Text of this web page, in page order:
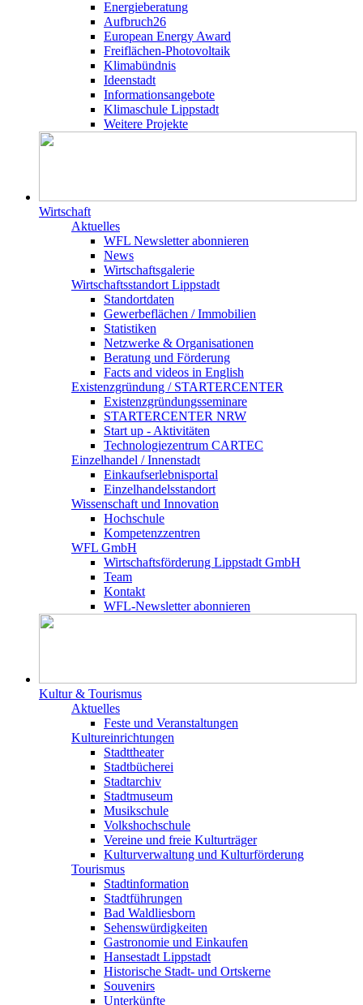
Energieberatung
Aufbruch26
European Energy Award
Freiflächen-Photovoltaik
Klimabündnis
Ideenstadt
Informationsangebote
Klimaschule Lippstadt
Weitere Projekte
Wirtschaft
Aktuelles
WFL Newsletter abonnieren
News
Wirtschaftsgalerie
Wirtschafts­­standort Lippstadt
Standortdaten
Gewerbeflächen / Immobilien
Statistiken
Netzwerke & Organisationen
Beratung und Förderung
Facts and videos in English
Existenz­gründung / STARTERCENTER
Existenzgründungsseminare
STARTERCENTER NRW
Start up - Aktivitäten
Technologiezentrum CARTEC
Einzelhandel / Innenstadt
Einkaufserlebnisportal
Einzelhandelsstandort
Wissenschaft und Innovation
Hochschule
Kompetenzzentren
WFL GmbH
Wirtschaftsförderung Lippstadt GmbH
Team
Kontakt
WFL-Newsletter abonnieren
Kultur & Tourismus
Aktuelles
Feste und Veranstaltungen
Kultureinrichtungen
Stadttheater
Stadtbücherei
Stadtarchiv
Stadtmuseum
Musikschule
Volkshochschule
Vereine und freie Kulturträger
Kulturverwaltung und Kulturförderung
Tourismus
Stadtinformation
Stadtführungen
Bad Waldliesborn
Sehenswürdigkeiten
Gastronomie und Einkaufen
Hansestadt Lippstadt
Historische Stadt- und Ortskerne
Souvenirs
Unterkünfte